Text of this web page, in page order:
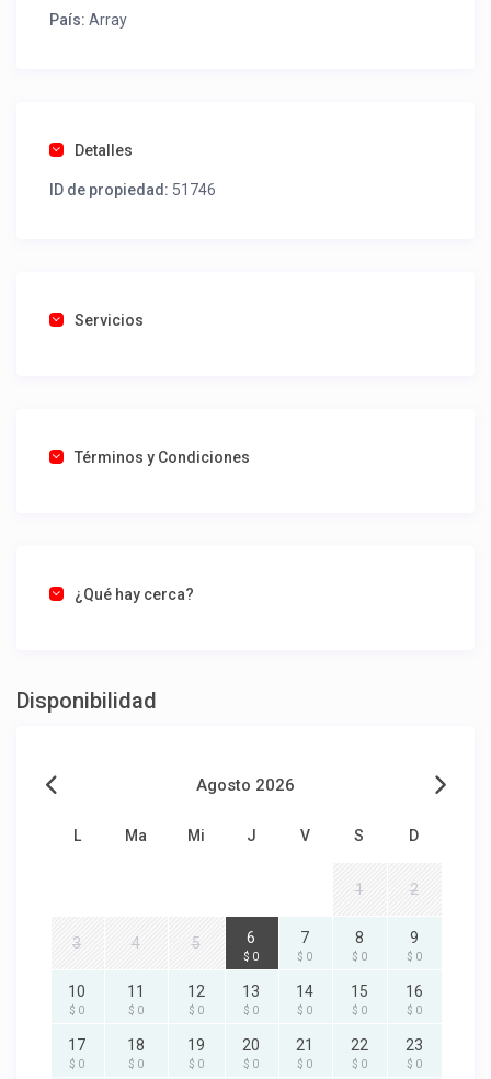
Tel contacto propiedad:
País: Array
Detalles
ID de propiedad: 51746
Servicios
Términos y Condiciones
¿Qué hay cerca?
Disponibilidad
Agosto 2026
L Ma Mi J V S D
1 2
3 4 5 6
$ 0
7
$ 0
8
$ 0
9
$ 0
10
$ 0
11
$ 0
12
$ 0
13
$ 0
14
$ 0
15
$ 0
16
$ 0
17
$ 0
18
$ 0
19
$ 0
20
$ 0
21
$ 0
22
$ 0
23
$ 0